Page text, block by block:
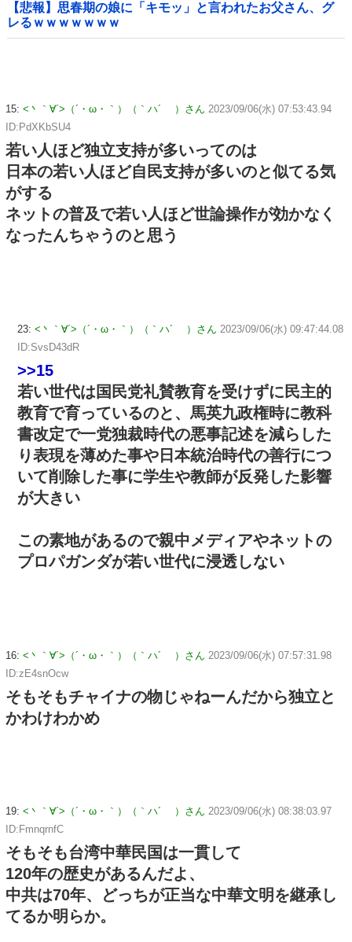
【悲報】思春期の娘に「キモッ」と言われたお父さん、グ
レるｗｗｗｗｗｗｗ
15: <丶｀∀´>（´・ω・｀）（｀ハ´ ）さん 2023/09/06(水) 07:53:43.94
ID:PdXKbSU4
若い人ほど独立支持が多いってのは
日本の若い人ほど自民支持が多いのと似てる気
がする
ネットの普及で若い人ほど世論操作が効かなく
なったんちゃうのと思う
23: <丶｀∀´>（´・ω・｀）（｀ハ´ ）さん 2023/09/06(水) 09:47:44.08
ID:SvsD43dR
>>15
若い世代は国民党礼賛教育を受けずに民主的
教育で育っているのと、馬英九政権時に教科
書改定で一党独裁時代の悪事記述を減らした
り表現を薄めた事や日本統治時代の善行につ
いて削除した事に学生や教師が反発した影響
が大きい
この素地があるので親中メディアやネットの
プロパガンダが若い世代に浸透しない
16: <丶｀∀´>（´・ω・｀）（｀ハ´ ）さん 2023/09/06(水) 07:57:31.98
ID:zE4snOcw
そもそもチャイナの物じゃねーんだから独立と
かわけわかめ
19: <丶｀∀´>（´・ω・｀）（｀ハ´ ）さん 2023/09/06(水) 08:38:03.97
ID:FmnqrnfC
そもそも台湾中華民国は一貫して
120年の歴史があるんだよ、
中共は70年、どっちが正当な中華文明を継承し
てるか明らか。